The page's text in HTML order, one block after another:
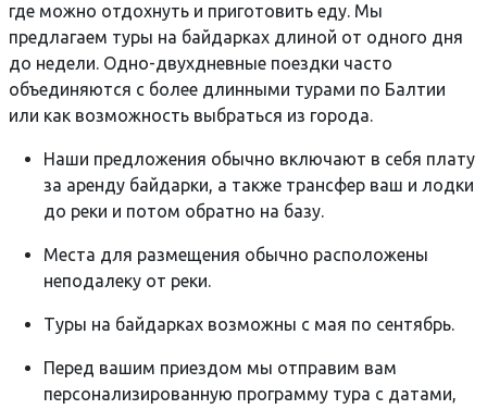
где можно отдохнуть и приготовить еду. Мы
предлагаем туры на байдарках длиной от одного дня
до недели. Одно-двухдневные поездки часто
объединяются с более длинными турами по Балтии
или как возможность выбраться из города.
Наши предложения обычно включают в себя плату
за аренду байдарки, а также трансфер ваш и лодки
до реки и потом обратно на базу.
Места для размещения обычно расположены
неподалеку от реки.
Туры на байдарках возможны с мая по сентябрь.
Перед вашим приездом мы отправим вам
персонализированную программу тура с датами,